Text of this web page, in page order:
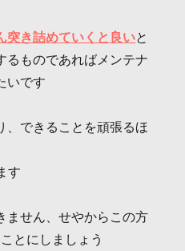
突き詰めていくと良いと
るものであればメンテナ
いです
、できることを頑張るほ
す
ません、せやからこの方
とにしましょう